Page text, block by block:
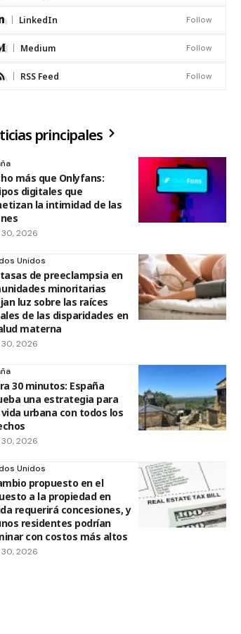
LinkedIn Follow
Medium Follow
RSS Feed Follow
principales
más que Onlyfans:
digitales que
la intimidad de las
30, 2026
Unidos
de preeclampsia en
minoritarias
luz sobre las raíces
de las disparidades en
materna
30, 2026
30 minutos: España
una estrategia para
urbana con todos los
30, 2026
Unidos
propuesto en el
a la propiedad en
requerirá concesiones, y
residentes podrían
con costos más altos
30, 2026